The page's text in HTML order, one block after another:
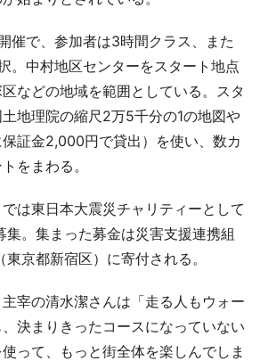
催で、参加者は3時間クラス、また
。中村地区センターをスタート地点
などの地域を範囲としている。スタ
地理院の縮尺2万5千分の1の地図や
証金2,000円で貸出）を使い、数カ
をまわる。
は東日本大震災チャリティーとして
集。集まった募金は災害支援連携組
京都新宿区）に寄付される。
宰の清水潔さんは「走る人もウォー
決まりきったコースになっていない
って、もっと街全体を楽しんでしま